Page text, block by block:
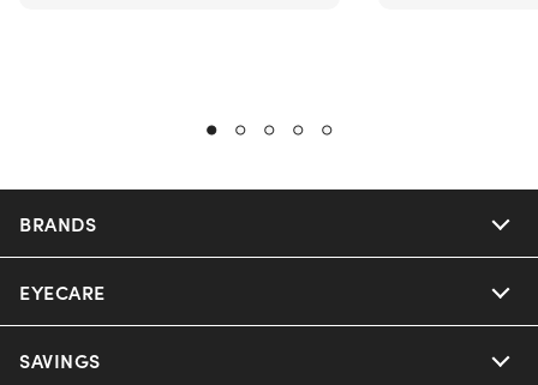
BRANDS
Nuance Audio
Ray-Ban
EYECARE
Our Eyeglasses
SAVINGS